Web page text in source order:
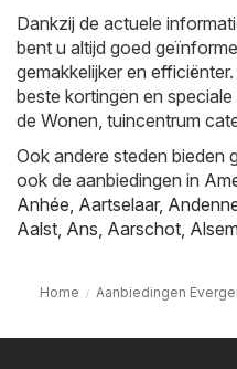
Dankzij de actuele
bent u altijd goed
gemakkelijker en
beste kortingen en
de Wonen, tuincentrum
Ook andere steden bieden
ook de aanbiedingen in
Anhée Aartselaar,
Aalst Ans Aarschot
Home Aanbiedingen